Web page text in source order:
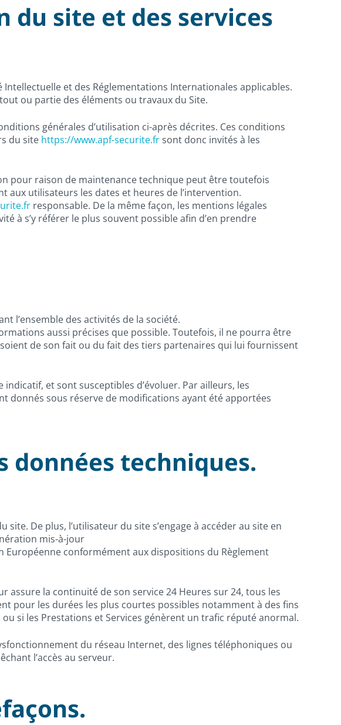
du site et des services
et des Réglementations Internationales applicables.
ou partie des éléments ou travaux du Site.
générales d’utilisation ci-après décrites. Ces conditions
du site https://www.apf-securite.frsont donc invités à les
pour raison de maintenance technique peut être toutefois
aux utilisateurs les dates et heures de l’intervention.
responsable. De la même façon, les mentions légales
à s’y référer le plus souvent possible afin d’en prendre
l’ensemble des activités de la société.
aussi précises que possible. Toutefois, il ne pourra être
de son fait ou du fait des tiers partenaires qui lui fournissent
et sont susceptibles d’évoluer. Par ailleurs, les
donnés sous réserve de modifications ayant été apportées
données techniques.
De plus, l’utilisateur du site s’engage à accéder au site en
mis-à-jour
conformément aux dispositions du Règlement
assure la continuité de son service 24 Heures sur 24, tous les
pour les durées les plus courtes possibles notamment à des fins
si les Prestations et Services génèrent un trafic réputé anormal.
du réseau Internet, des lignes téléphoniques ou
l’accès au serveur.